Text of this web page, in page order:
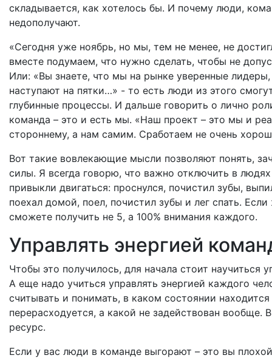
складывается, как хотелось бы. И почему люди,
недополучают.
«Сегодня уже ноябрь, но мы, тем не менее, не
вместе подумаем, что нужно сделать, чтобы не
Или: «Вы знаете, что мы на рынке уверенные
наступают на пятки…» - то есть люди из этого
глубинные процессы. И дальше говорить о лично
команда – это и есть мы. «Наш проект – это мы и
стороннему, а нам самим. Сработаем не очень
Вот такие вовлекающие мысли позволяют понять,
силы. Я всегда говорю, что важно отключить в
привыкли двигаться: проснулся, почистил зубы,
поехал домой, поел, почистил зубы и лег спать.
сможете получить не 5, а 100% внимания каждого.
Управлять энергией
Чтобы это получилось, для начала стоит научиться
А еще надо учиться управлять энергией каждого
считывать и понимать, в каком состоянии
перерасходуется, а какой не задействован вообще.
ресурс.
Если у вас люди в команде выгорают – это вы